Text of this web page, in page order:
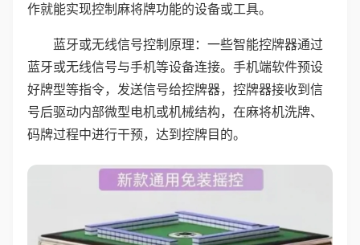
作就能实现控制麻将牌功能的设备或工具。
蓝牙或无线信号控制原理：一些智能控牌器通过
蓝牙或无线信号与手机等设备连接。手机端软件预设
好牌型等指令，发送信号给控牌器，控牌器接收到信
号后驱动内部微型电机或机械结构，在麻将机洗牌、
码牌过程中进行干预，达到控牌目的。